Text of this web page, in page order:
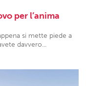
per l’anima
si mette piede a
davvero...